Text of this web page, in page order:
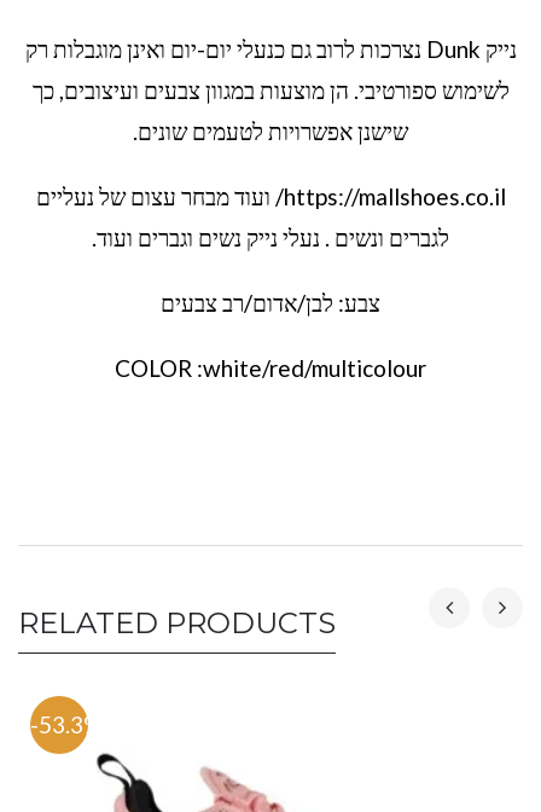
נייק Dunk נצרכות לרוב גם כנעלי יום-יום ואינן מוגבלות רק
לשימוש ספורטיבי. הן מוצעות במגוון צבעים ועיצובים, כך
שישנן אפשרויות לטעמים שונים.
https://mallshoes.co.il/ ועוד מבחר עצום של נעליים
לגברים ונשים . נעלי נייק נשים וגברים ועוד.
צבע: לבן/אדום/רב צבעים
COLOR :white/red/multicolour
RELATED PRODUCTS
-53.3%